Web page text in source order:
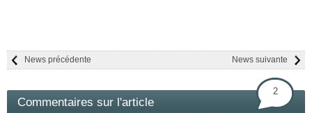
News suivante
News précédente
Commentaires sur l'article
2